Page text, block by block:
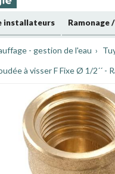
installateurs Ramonage
- gestion de l'eau
à visser F Fixe Ø 1/2´´ -